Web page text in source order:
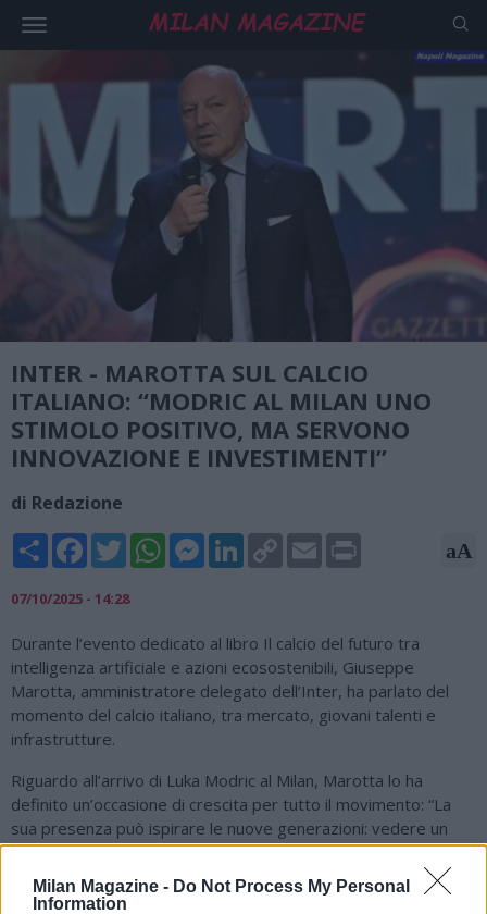
Milan Magazine - Do Not Process My Personal
Information
INTER - MAROTTA SUL CALCIO
ITALIANO: “MODRIC AL MILAN UNO
STIMOLO POSITIVO, MA SERVONO
INNOVAZIONE E INVESTIMENTI”
di Redazione
Share FacebookTwitterWhatsAppMessengerLinkedInCopy
Link
Email aA
07/10/2025 - 14:28
Durante l’evento dedicato al libro Il calcio del futuro tra
intelligenza artificiale e azioni ecosostenibili, Giuseppe
Marotta, amministratore delegato dell’Inter, ha parlato del
momento del calcio italiano, tra mercato, giovani talenti e
infrastrutture.
Riguardo all’arrivo di Luka Modric al Milan, Marotta lo ha
definito un’occasione di crescita per tutto il movimento: “La
sua presenza può ispirare le nuove generazioni: vedere un
campione del suo calibro spinge i ragazzi a studiarne i gesti, a
provare a ripeterli negli allenamenti, e insegna molto più della
teoria”.